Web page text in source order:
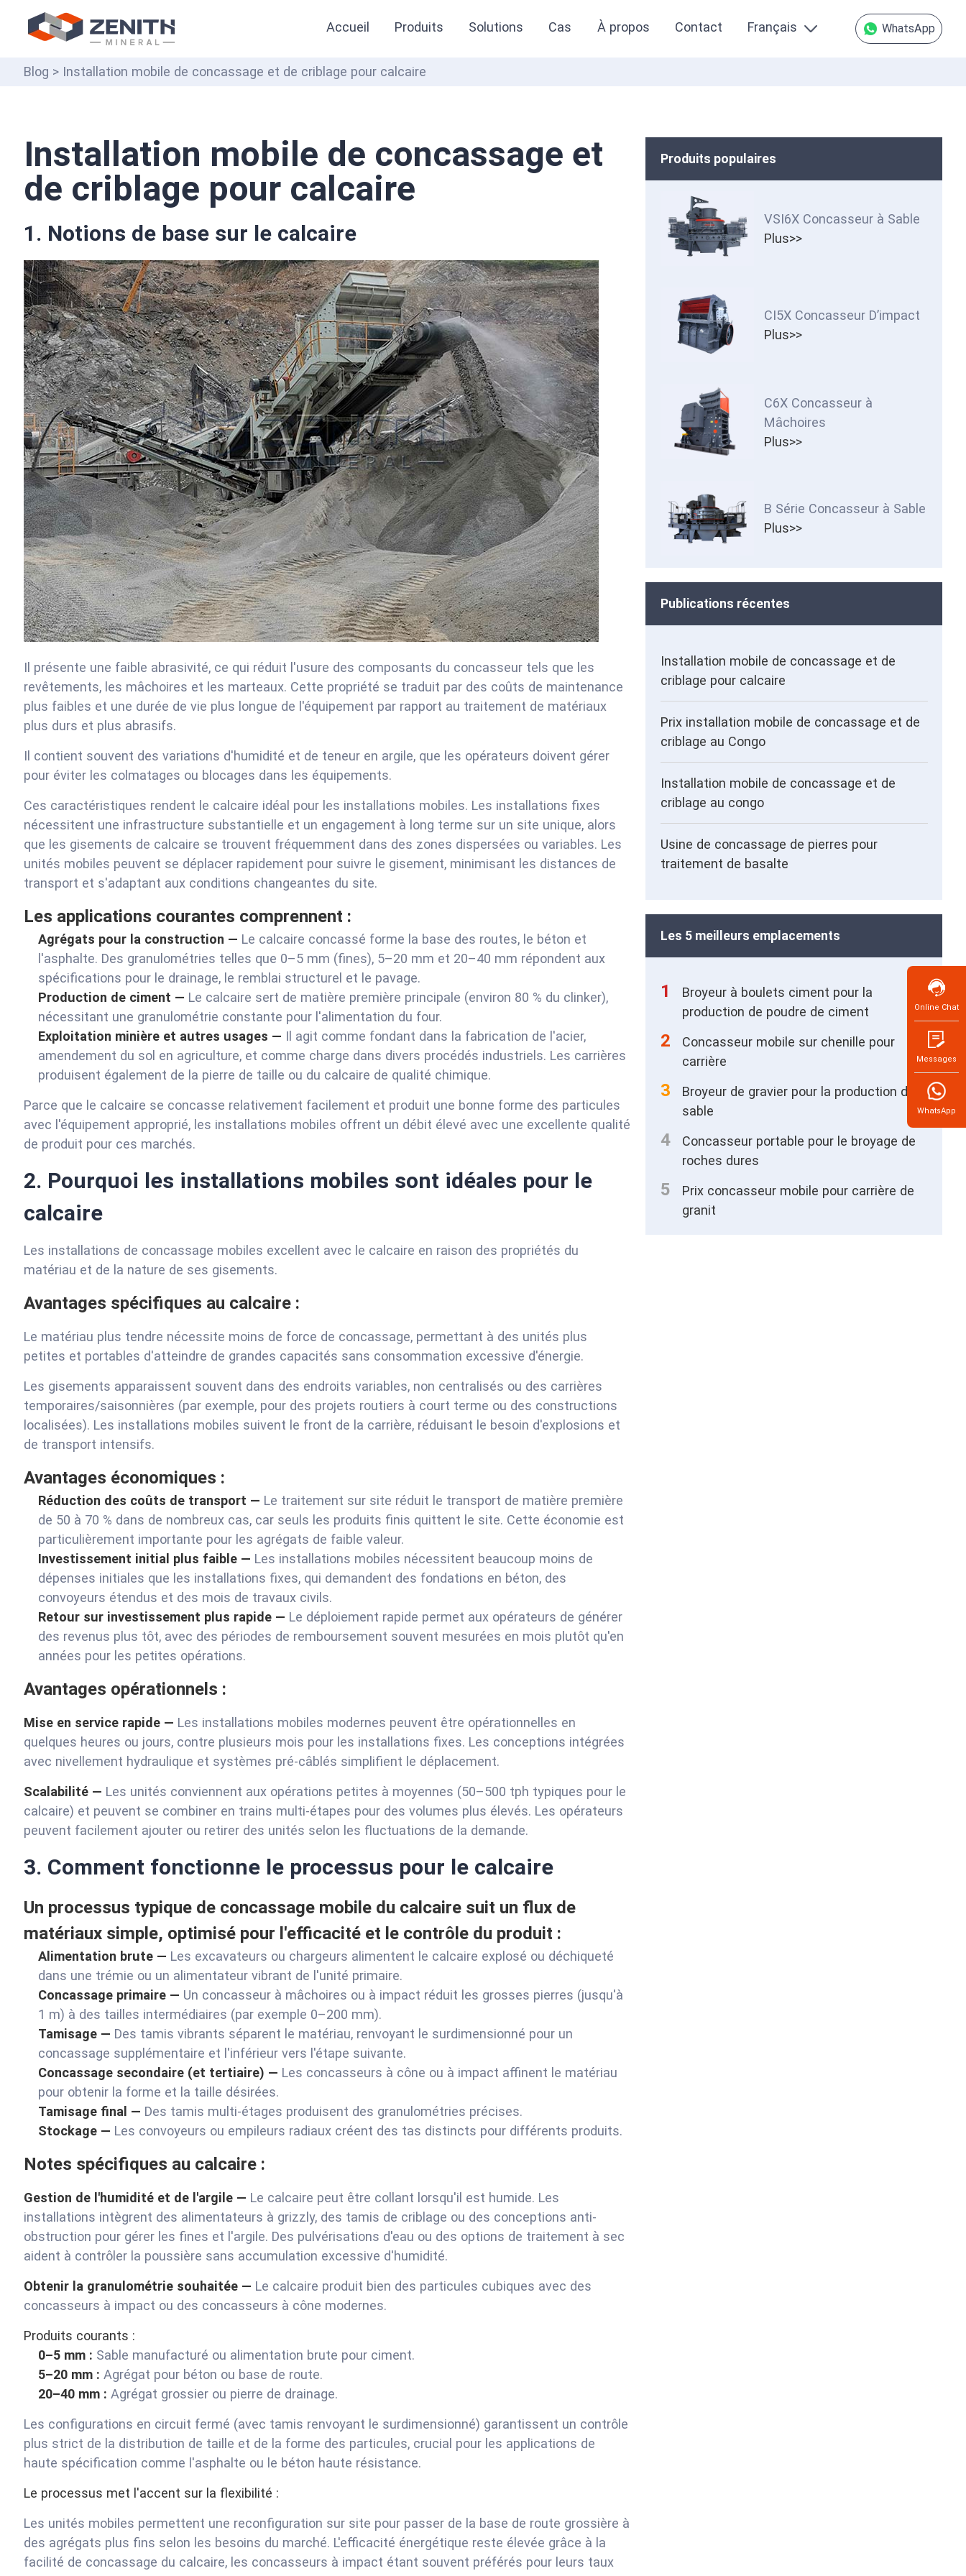
WhatsApp
Accueil Produits Solutions Cas À propos Contact Français
Blog > Installation mobile de concassage et de criblage pour calcaire
Installation mobile de concassage et
de criblage pour calcaire
1. Notions de base sur le calcaire
Il présente une faible abrasivité, ce qui réduit l'usure des composants du concasseur tels que les
revêtements, les mâchoires et les marteaux. Cette propriété se traduit par des coûts de maintenance
plus faibles et une durée de vie plus longue de l'équipement par rapport au traitement de matériaux
plus durs et plus abrasifs.
Il contient souvent des variations d'humidité et de teneur en argile, que les opérateurs doivent gérer
pour éviter les colmatages ou blocages dans les équipements.
Ces caractéristiques rendent le calcaire idéal pour les installations mobiles. Les installations fixes
nécessitent une infrastructure substantielle et un engagement à long terme sur un site unique, alors
que les gisements de calcaire se trouvent fréquemment dans des zones dispersées ou variables. Les
unités mobiles peuvent se déplacer rapidement pour suivre le gisement, minimisant les distances de
transport et s'adaptant aux conditions changeantes du site.
Les applications courantes comprennent :
Agrégats pour la construction — Le calcaire concassé forme la base des routes, le béton et
l'asphalte. Des granulométries telles que 0–5 mm (fines), 5–20 mm et 20–40 mm répondent aux
spécifications pour le drainage, le remblai structurel et le pavage.
Production de ciment — Le calcaire sert de matière première principale (environ 80 % du clinker),
nécessitant une granulométrie constante pour l'alimentation du four.
Exploitation minière et autres usages — Il agit comme fondant dans la fabrication de l'acier,
amendement du sol en agriculture, et comme charge dans divers procédés industriels. Les carrières
produisent également de la pierre de taille ou du calcaire de qualité chimique.
Parce que le calcaire se concasse relativement facilement et produit une bonne forme des particules
avec l'équipement approprié, les installations mobiles offrent un débit élevé avec une excellente qualité
de produit pour ces marchés.
2. Pourquoi les installations mobiles sont idéales pour le
calcaire
Les installations de concassage mobiles excellent avec le calcaire en raison des propriétés du
matériau et de la nature de ses gisements.
Avantages spécifiques au calcaire :
Le matériau plus tendre nécessite moins de force de concassage, permettant à des unités plus
petites et portables d'atteindre de grandes capacités sans consommation excessive d'énergie.
Les gisements apparaissent souvent dans des endroits variables, non centralisés ou des carrières
temporaires/saisonnières (par exemple, pour des projets routiers à court terme ou des constructions
localisées). Les installations mobiles suivent le front de la carrière, réduisant le besoin d'explosions et
de transport intensifs.
Avantages économiques :
Réduction des coûts de transport — Le traitement sur site réduit le transport de matière première
de 50 à 70 % dans de nombreux cas, car seuls les produits finis quittent le site. Cette économie est
particulièrement importante pour les agrégats de faible valeur.
Investissement initial plus faible — Les installations mobiles nécessitent beaucoup moins de
dépenses initiales que les installations fixes, qui demandent des fondations en béton, des
convoyeurs étendus et des mois de travaux civils.
Retour sur investissement plus rapide — Le déploiement rapide permet aux opérateurs de générer
des revenus plus tôt, avec des périodes de remboursement souvent mesurées en mois plutôt qu'en
années pour les petites opérations.
Avantages opérationnels :
Mise en service rapide — Les installations mobiles modernes peuvent être opérationnelles en
quelques heures ou jours, contre plusieurs mois pour les installations fixes. Les conceptions intégrées
avec nivellement hydraulique et systèmes pré-câblés simplifient le déplacement.
Scalabilité — Les unités conviennent aux opérations petites à moyennes (50–500 tph typiques pour le
calcaire) et peuvent se combiner en trains multi-étapes pour des volumes plus élevés. Les opérateurs
peuvent facilement ajouter ou retirer des unités selon les fluctuations de la demande.
3. Comment fonctionne le processus pour le calcaire
Un processus typique de concassage mobile du calcaire suit un flux de
matériaux simple, optimisé pour l'efficacité et le contrôle du produit :
Alimentation brute — Les excavateurs ou chargeurs alimentent le calcaire explosé ou déchiqueté
dans une trémie ou un alimentateur vibrant de l'unité primaire.
Concassage primaire — Un concasseur à mâchoires ou à impact réduit les grosses pierres (jusqu'à
1 m) à des tailles intermédiaires (par exemple 0–200 mm).
Tamisage — Des tamis vibrants séparent le matériau, renvoyant le surdimensionné pour un
concassage supplémentaire et l'inférieur vers l'étape suivante.
Concassage secondaire (et tertiaire) — Les concasseurs à cône ou à impact affinent le matériau
pour obtenir la forme et la taille désirées.
Tamisage final — Des tamis multi-étages produisent des granulométries précises.
Stockage — Les convoyeurs ou empileurs radiaux créent des tas distincts pour différents produits.
Notes spécifiques au calcaire :
Gestion de l'humidité et de l'argile — Le calcaire peut être collant lorsqu'il est humide. Les
installations intègrent des alimentateurs à grizzly, des tamis de criblage ou des conceptions anti-
obstruction pour gérer les fines et l'argile. Des pulvérisations d'eau ou des options de traitement à sec
aident à contrôler la poussière sans accumulation excessive d'humidité.
Obtenir la granulométrie souhaitée — Le calcaire produit bien des particules cubiques avec des
concasseurs à impact ou des concasseurs à cône modernes.
Produits courants :
0–5 mm : Sable manufacturé ou alimentation brute pour ciment.
5–20 mm :Agrégat pour béton ou base de route.
20–40 mm :Agrégat grossier ou pierre de drainage.
Les configurations en circuit fermé (avec tamis renvoyant le surdimensionné) garantissent un contrôle
plus strict de la distribution de taille et de la forme des particules, crucial pour les applications de
haute spécification comme l'asphalte ou le béton haute résistance.
Le processus met l'accent sur la flexibilité :
Les unités mobiles permettent une reconfiguration sur site pour passer de la base de route grossière à
des agrégats plus fins selon les besoins du marché. L'efficacité énergétique reste élevée grâce à la
facilité de concassage du calcaire, les concasseurs à impact étant souvent préférés pour leurs taux
Produits populaires
VSI6X Concasseur à Sable
Plus>>
CI5X Concasseur D’impact
Plus>>
C6X Concasseur à
Mâchoires
Plus>>
B Série Concasseur à Sable
Plus>>
Publications récentes
Installation mobile de concassage et de
criblage pour calcaire
Prix installation mobile de concassage et de
criblage au Congo
Installation mobile de concassage et de
criblage au congo
Usine de concassage de pierres pour
traitement de basalte
Les 5 meilleurs emplacements
1
Broyeur à boulets ciment pour la
production de poudre de ciment
2
Concasseur mobile sur chenille pour
carrière
3
Broyeur de gravier pour la production de
sable
4
Concasseur portable pour le broyage de
roches dures
5
Prix concasseur mobile pour carrière de
granit
Online Chat
Messages
WhatsApp